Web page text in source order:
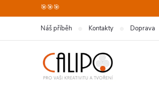
na
🎯🎯🎯
Náš příběh Kontakty Doprava